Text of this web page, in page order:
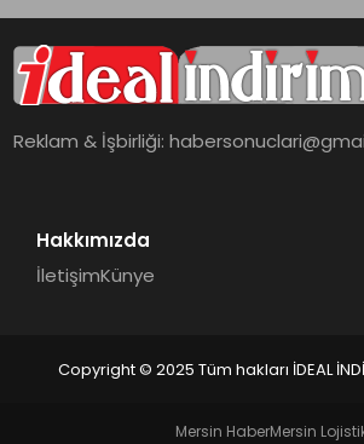
Reklam & İşbirliği:
Hakkımızda
İletişimKünye
Copyright © 2025 Tüm hakları İDEAL
Mersin HaberMersin